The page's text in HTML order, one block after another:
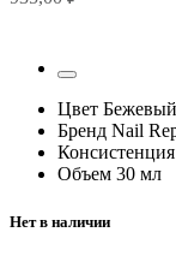
Цвет Бежевый
Бренд Nail
Консистенция
Объем 30 мл
Нет в наличии